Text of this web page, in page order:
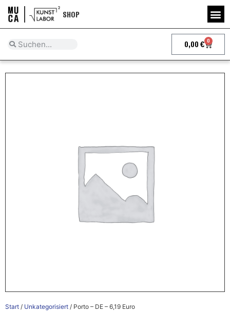
SHOP
0,00 € 0
Start / Unkategorisiert / Porto – DE – 6,19 Euro